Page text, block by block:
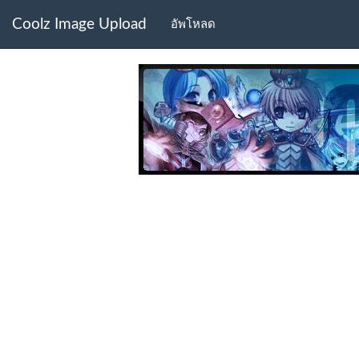
Coolz Image Upload อัพโหลด